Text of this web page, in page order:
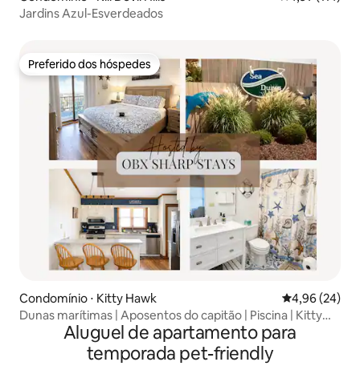
Jardins Azul-Esverdeados
Preferido dos hóspedes
Preferido dos hóspedes
Condomínio ⋅ Kitty Hawk 4,96 de uma
4,96 (24)
Dunas marítimas | Aposentos do capitão | Piscina | Kitty
Aluguel de apartamento para
temporada pet-friendly